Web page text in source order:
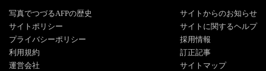
写真でつづるAFPの歴史
サイトポリシー
プライバシーポリシー
利用規約
運営会社
サイトからのお知らせ
サイトに関するヘルプ
採用情報
訂正記事
サイトマップ